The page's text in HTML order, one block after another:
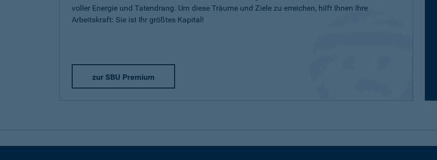
voller Energie und Tatendrang. Um diese Träume und Ziele zu erreichen, hilft Ihnen Ihre
Arbeitskraft: Sie ist Ihr größtes Kapital!
zur SBU Premium